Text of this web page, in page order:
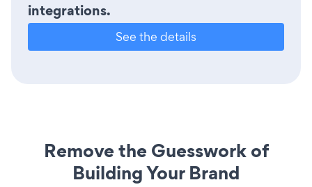
integrations.
See the details
Remove the Guesswork of
Building Your Brand